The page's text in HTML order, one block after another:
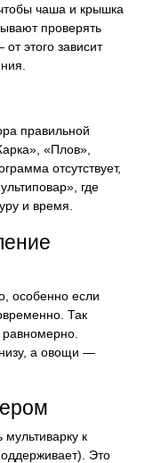
чаша и крышка
проверять
этого зависит
правильной
«Плов»,
отсутствует,
где
и время.
особенно если
Так
равномерно.
а овощи —
мультиварку к
Это